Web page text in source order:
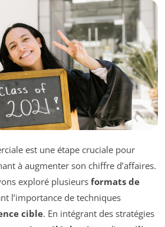
est une étape cruciale pour
à augmenter son chiffre d’affaires.
exploré plusieurs formats de
l’importance de techniques
cible. En intégrant des stratégies